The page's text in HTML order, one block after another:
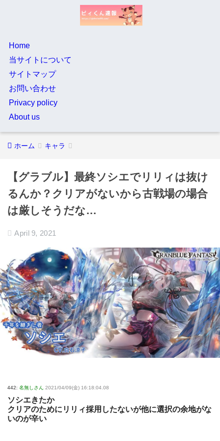
Home
当サイトについて
サイトマップ
お問い合わせ
Privacy policy
About us
ホーム キャラ
【グラブル】最終ソシエでリリィは抜け
るんか？クリアがないから古戦場の場合
は厳しそうだな…
April 9, 2021
442: 名無しさん 2021/04/09(金) 16:18:04.08
ソシエきたか
クリアのためにリリィ採用したないが他に選択の余地がな
いのが辛い